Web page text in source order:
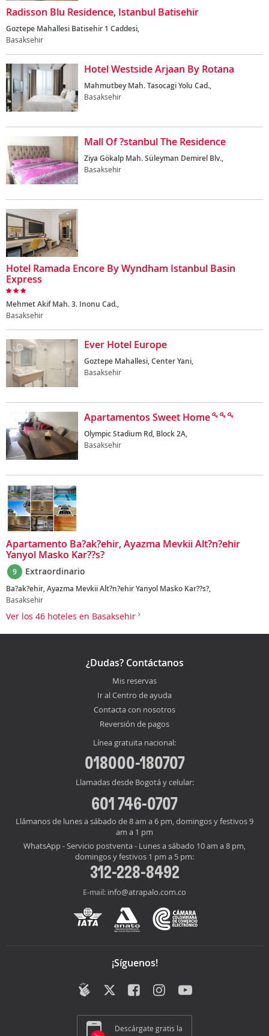
Radisson Blu Residence, Istanbul Batisehir
Goztepe Mahallesi Batisehir 1 Caddesi,
Basaksehir
Hotel Westside Arjaan By Rotana
Mahmutbey Mah. Tasocagi Yolu Cad.,
Basaksehir
Mall Of ?stanbul The Residence
Ziya Gökalp Mah. Süleyman Demirel Blv.,
Basaksehir
Hotel Ramada Encore By Wyndham Istanbul Basin
Express
Mehmet Akif Mah. 3. Inonu Cad.,
Basaksehir
Ever Hotel Europe
Goztepe Mahallesi, Center Yani,
Basaksehir
Apartamentos Sweet Home
Olympic Stadium Rd, Block 2A,
Basaksehir
Apartamento Ba?ak?ehir, Ayazma Mevkii Alt?n?ehir
Yanyol Masko Kar??s?
9 Extraordinario
Ba?ak?ehir, Ayazma Mevkii Alt?n?ehir Yanyol Masko Kar??s?,
Basaksehir
Ver los 46 hoteles en Basaksehir
¿Dudas? Contáctanos
Mis reservas
Ir al Centro de ayuda
Contacta con nosotros
Reversión de pagos
Línea gratuita nacional:
018000-180707
Llamadas desde Bogotá y celular:
601 746-0707
Llámanos de lunes a sábado de 8 am a 6 pm, domingos y festivos 9
am a 1 pm
WhatsApp - Servicio postventa - Lunes a sábado 10 am a 8 pm,
domingos y festivos 1 pm a 5 pm:
312-228-8492
E-mail: info@atrapalo.com.co
¡Síguenos!
Descárgate gratis la